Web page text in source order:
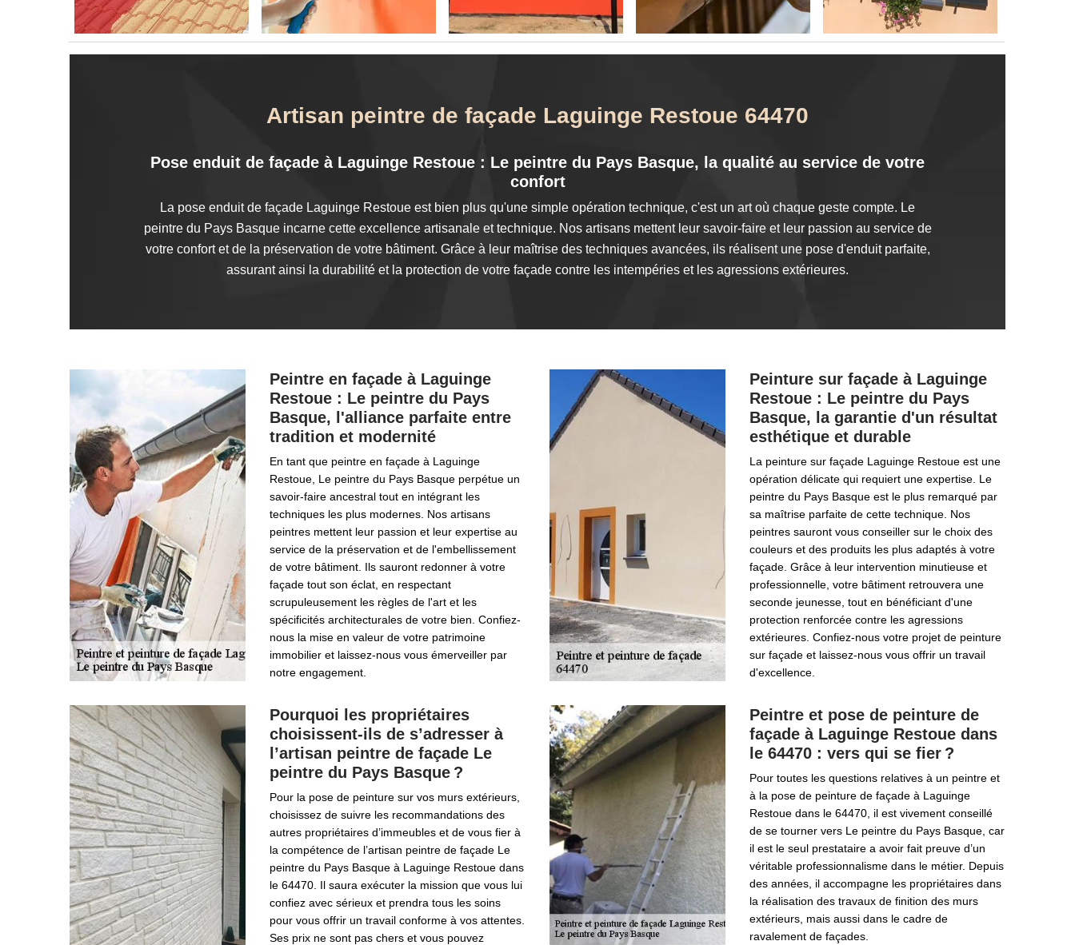
Artisan peintre de façade Laguinge Restoue 64470
Pose enduit de façade à Laguinge Restoue : Le peintre du Pays Basque, la qualité au service de votre
confort
La pose enduit de façade Laguinge Restoue est bien plus qu'une simple opération technique, c'est un art où chaque geste compte. Le
peintre du Pays Basque incarne cette excellence artisanale et technique. Nos artisans mettent leur savoir-faire et leur passion au service de
votre confort et de la préservation de votre bâtiment. Grâce à leur maîtrise des techniques avancées, ils réalisent une pose d'enduit parfaite,
assurant ainsi la durabilité et la protection de votre façade contre les intempéries et les agressions extérieures.
Peintre en façade à Laguinge
Restoue : Le peintre du Pays
Basque, l'alliance parfaite entre
tradition et modernité
En tant que peintre en façade à Laguinge
Restoue, Le peintre du Pays Basque perpétue un
savoir-faire ancestral tout en intégrant les
techniques les plus modernes. Nos artisans
peintres mettent leur passion et leur expertise au
service de la préservation et de l'embellissement
de votre bâtiment. Ils sauront redonner à votre
façade tout son éclat, en respectant
scrupuleusement les règles de l'art et les
spécificités architecturales de votre bien. Confiez-
nous la mise en valeur de votre patrimoine
immobilier et laissez-nous vous émerveiller par
notre engagement.
Peinture sur façade à Laguinge
Restoue : Le peintre du Pays
Basque, la garantie d'un résultat
esthétique et durable
La peinture sur façade Laguinge Restoue est une
opération délicate qui requiert une expertise. Le
peintre du Pays Basque est le plus remarqué par
sa maîtrise parfaite de cette technique. Nos
peintres sauront vous conseiller sur le choix des
couleurs et des produits les plus adaptés à votre
façade. Grâce à leur intervention minutieuse et
professionnelle, votre bâtiment retrouvera une
seconde jeunesse, tout en bénéficiant d'une
protection renforcée contre les agressions
extérieures. Confiez-nous votre projet de peinture
sur façade et laissez-nous vous offrir un travail
d'excellence.
Pourquoi les propriétaires
choisissent-ils de s’adresser à
l’artisan peintre de façade Le
peintre du Pays Basque ?
Pour la pose de peinture sur vos murs extérieurs,
choisissez de suivre les recommandations des
autres propriétaires d’immeubles et de vous fier à
la compétence de l’artisan peintre de façade Le
peintre du Pays Basque à Laguinge Restoue dans
le 64470. Il saura exécuter la mission que vous lui
confiez avec sérieux et prendra tous les soins
pour vous offrir un travail conforme à vos attentes.
Ses prix ne sont pas chers et vous pouvez
Peintre et pose de peinture de
façade à Laguinge Restoue dans
le 64470 : vers qui se fier ?
Pour toutes les questions relatives à un peintre et
à la pose de peinture de façade à Laguinge
Restoue dans le 64470, il est vivement conseillé
de se tourner vers Le peintre du Pays Basque, car
il est le seul prestataire a avoir fait preuve d’un
véritable professionnalisme dans le métier. Depuis
des années, il accompagne les propriétaires dans
la réalisation des travaux de finition des murs
extérieurs, mais aussi dans le cadre de
ravalement de façades.